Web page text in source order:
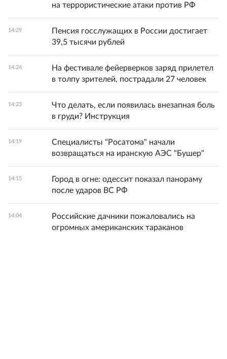
на террористические атаки против РФ
14:29
Пенсия госслужащих в России достигает
39,5 тысячи рублей
14:24
На фестивале фейерверков заряд прилетел
в толпу зрителей, пострадали 27 человек
14:23
Что делать, если появилась внезапная боль
в груди? Инструкция
14:19
Специалисты "Росатома" начали
возвращаться на иранскую АЭС "Бушер"
14:15
Город в огне: одессит показал панораму
после ударов ВС РФ
14:04
Российские дачники пожаловались на
огромных американских тараканов